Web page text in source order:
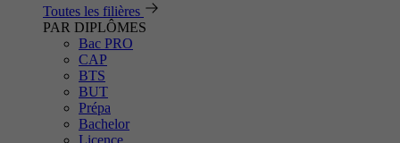
Toutes les filières
PAR DIPLÔMES
Bac PRO
CAP
BTS
BUT
Prépa
Bachelor
Licence